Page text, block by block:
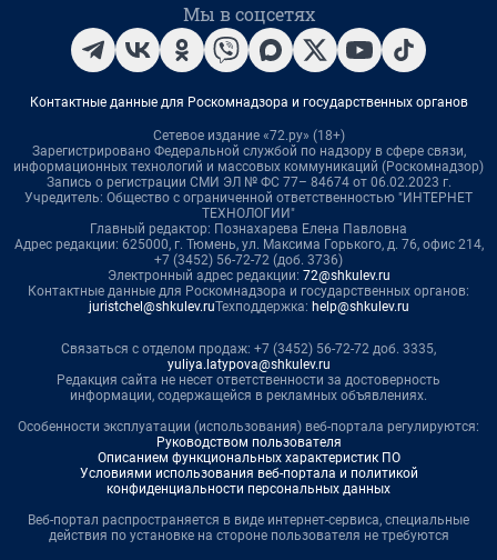
Мы в соцсетях
Контактные данные для Роскомнадзора и государственных органов
Сетевое издание «72.ру» (18+)
Зарегистрировано Федеральной службой по надзору в сфере связи,
информационных технологий и массовых коммуникаций (Роскомнадзор)
Запись о регистрации СМИ ЭЛ № ФС 77– 84674 от 06.02.2023 г.
Учредитель: Общество с ограниченной ответственностью "ИНТЕРНЕТ
ТЕХНОЛОГИИ"
Главный редактор: Познахарева Елена Павловна
Адрес редакции: 625000, г. Тюмень, ул. Максима Горького, д. 76, офис 214,
+7 (3452) 56-72-72 (доб. 3736)
Электронный адрес редакции: 72@shkulev.ru
Контактные данные для Роскомнадзора и государственных органов:
juristchel@shkulev.ruТехподдержка: help@shkulev.ru
Связаться с отделом продаж: +7 (3452) 56-72-72 доб. 3335,
yuliya.latypova@shkulev.ru
Редакция сайта не несет ответственности за достоверность
информации, содержащейся в рекламных объявлениях.
Особенности эксплуатации (использования) веб-портала регулируются:
Руководством пользователя
Описанием функциональных характеристик ПО
Условиями использования веб-портала и политикой
конфиденциальности персональных данных
Веб-портал распространяется в виде интернет-сервиса, специальные
действия по установке на стороне пользователя не требуются